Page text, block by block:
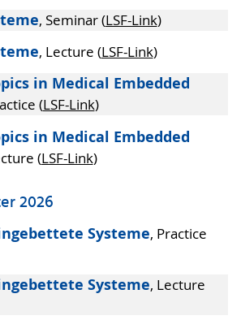
, Seminar (LSF-Link)
, Lecture (LSF-Link)
in Medical Embedded
(LSF-Link)
in Medical Embedded
(LSF-Link)
2026
Systeme, Practice
Systeme, Lecture